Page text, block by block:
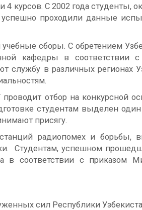
курсов. С 2002 года студенты,
проходили данные
сборы. С обретением
кафедры в
в различных регионах
отбор на конкурсной
студентам выделен
присягу.
радиопомех и борьбы,
Студентам, успешном
соответствии с приказом
сил Республики